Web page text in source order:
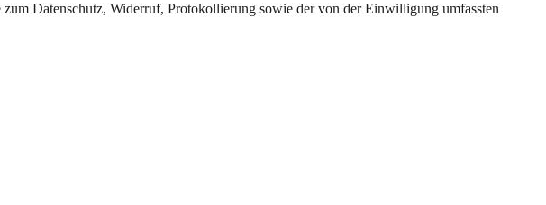
Datenschutz, Widerruf, Protokollierung sowie der von der Einwilligung umfassten